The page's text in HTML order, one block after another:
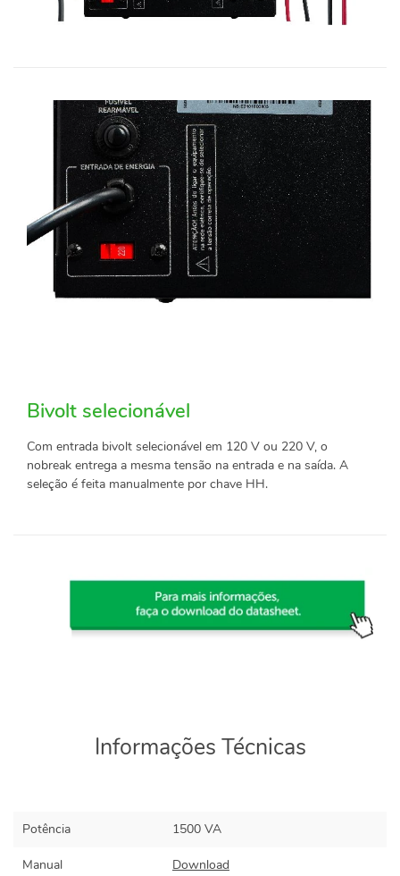
Bivolt selecionável
Com entrada bivolt selecionável em 120 V ou 220 V, o
nobreak entrega a mesma tensão na entrada e na saída. A
seleção é feita manualmente por chave HH.
Informações Técnicas
Potência 1500 VA
Manual Download